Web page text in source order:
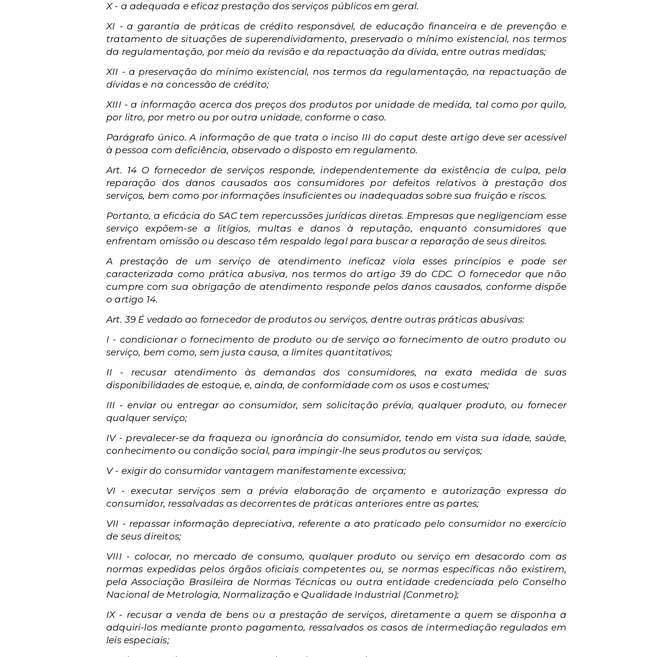
X - a adequada e eficaz prestação dos serviços públicos em geral.
XI - a garantia de práticas de crédito responsável, de educação financeira e de prevenção e
tratamento de situações de superendividamento, preservado o mínimo existencial, nos termos
da regulamentação, por meio da revisão e da repactuação da dívida, entre outras medidas;
XII - a preservação do mínimo existencial, nos termos da regulamentação, na repactuação de
dívidas e na concessão de crédito;
XIII - a informação acerca dos preços dos produtos por unidade de medida, tal como por quilo,
por litro, por metro ou por outra unidade, conforme o caso.
Parágrafo único. A informação de que trata o inciso III do caput deste artigo deve ser acessível
à pessoa com deficiência, observado o disposto em regulamento.
Art. 14 O fornecedor de serviços responde, independentemente da existência de culpa, pela
reparação dos danos causados aos consumidores por defeitos relativos à prestação dos
serviços, bem como por informações insuficientes ou inadequadas sobre sua fruição e riscos.
Portanto, a eficácia do SAC tem repercussões jurídicas diretas. Empresas que negligenciam esse
serviço expõem-se a litígios, multas e danos à reputação, enquanto consumidores que
enfrentam omissão ou descaso têm respaldo legal para buscar a reparação de seus direitos.
A prestação de um serviço de atendimento ineficaz viola esses princípios e pode ser
caracterizada como prática abusiva, nos termos do artigo 39 do CDC. O fornecedor que não
cumpre com sua obrigação de atendimento responde pelos danos causados, conforme dispõe
o artigo 14.
Art. 39 É vedado ao fornecedor de produtos ou serviços, dentre outras práticas abusivas:
I - condicionar o fornecimento de produto ou de serviço ao fornecimento de outro produto ou
serviço, bem como, sem justa causa, a limites quantitativos;
II - recusar atendimento às demandas dos consumidores, na exata medida de suas
disponibilidades de estoque, e, ainda, de conformidade com os usos e costumes;
III - enviar ou entregar ao consumidor, sem solicitação prévia, qualquer produto, ou fornecer
qualquer serviço;
IV - prevalecer-se da fraqueza ou ignorância do consumidor, tendo em vista sua idade, saúde,
conhecimento ou condição social, para impingir-lhe seus produtos ou serviços;
V - exigir do consumidor vantagem manifestamente excessiva;
VI - executar serviços sem a prévia elaboração de orçamento e autorização expressa do
consumidor, ressalvadas as decorrentes de práticas anteriores entre as partes;
VII - repassar informação depreciativa, referente a ato praticado pelo consumidor no exercício
de seus direitos;
VIII - colocar, no mercado de consumo, qualquer produto ou serviço em desacordo com as
normas expedidas pelos órgãos oficiais competentes ou, se normas específicas não existirem,
pela Associação Brasileira de Normas Técnicas ou outra entidade credenciada pelo Conselho
Nacional de Metrologia, Normalização e Qualidade Industrial (Conmetro);
IX - recusar a venda de bens ou a prestação de serviços, diretamente a quem se disponha a
adquiri-los mediante pronto pagamento, ressalvados os casos de intermediação regulados em
leis especiais;